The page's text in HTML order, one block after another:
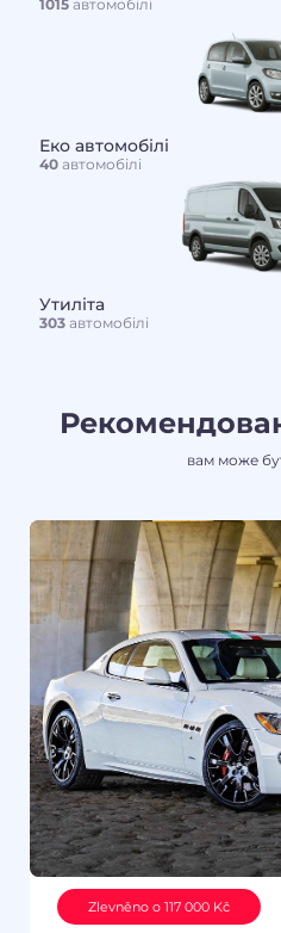
1015автомобілі
Еко автомобілі
40автомобілі
Утиліта
303автомобілі
вам може
Zlevněno o 117 000 Kč